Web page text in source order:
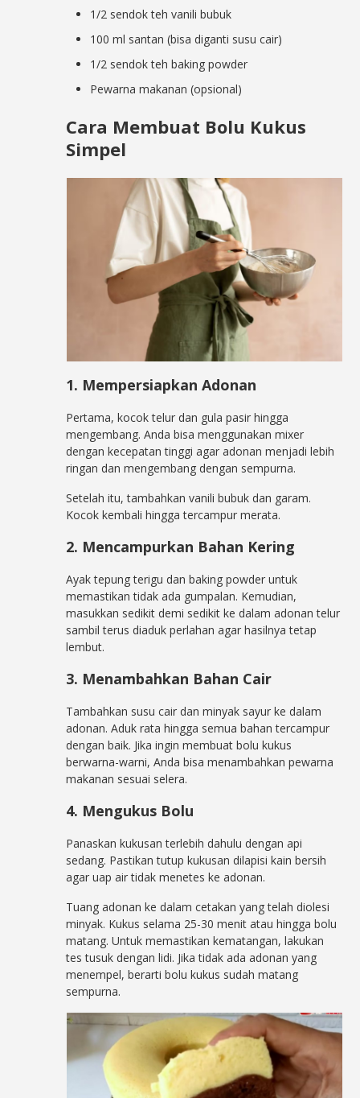
1/2 sendok teh vanili bubuk
100 ml santan (bisa diganti susu cair)
1/2 sendok teh baking powder
Pewarna makanan (opsional)
Cara Membuat Bolu Kukus
Simpel
1. Mempersiapkan Adonan
Pertama, kocok telur dan gula pasir hingga
mengembang. Anda bisa menggunakan mixer
dengan kecepatan tinggi agar adonan menjadi lebih
ringan dan mengembang dengan sempurna.
Setelah itu, tambahkan vanili bubuk dan garam.
Kocok kembali hingga tercampur merata.
2. Mencampurkan Bahan Kering
Ayak tepung terigu dan baking powder untuk
memastikan tidak ada gumpalan. Kemudian,
masukkan sedikit demi sedikit ke dalam adonan telur
sambil terus diaduk perlahan agar hasilnya tetap
lembut.
3. Menambahkan Bahan Cair
Tambahkan susu cair dan minyak sayur ke dalam
adonan. Aduk rata hingga semua bahan tercampur
dengan baik. Jika ingin membuat bolu kukus
berwarna-warni, Anda bisa menambahkan pewarna
makanan sesuai selera.
4. Mengukus Bolu
Panaskan kukusan terlebih dahulu dengan api
sedang. Pastikan tutup kukusan dilapisi kain bersih
agar uap air tidak menetes ke adonan.
Tuang adonan ke dalam cetakan yang telah diolesi
minyak. Kukus selama 25-30 menit atau hingga bolu
matang. Untuk memastikan kematangan, lakukan
tes tusuk dengan lidi. Jika tidak ada adonan yang
menempel, berarti bolu kukus sudah matang
sempurna.